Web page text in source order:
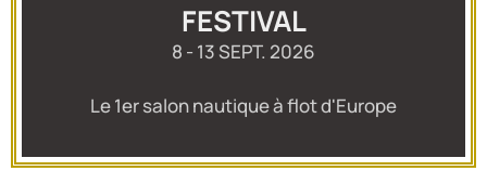
FESTIVAL
8 - 13 SEPT. 2026
Le 1er salon nautique à flot d'Europe